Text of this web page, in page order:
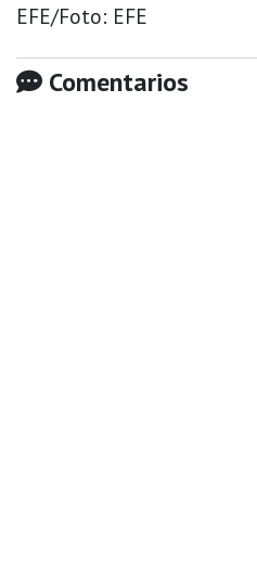
EFE/Foto: EFE
Comentarios